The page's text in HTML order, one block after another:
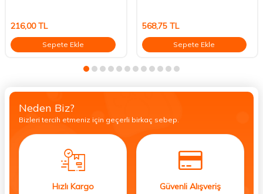
216,00TL
Sepete Ekle
568,75TL
Sepete Ekle
Neden Biz?
Bizleri tercih etmeniz için geçerli birkaç sebep.
Hızlı Kargo Güvenli Alışveriş